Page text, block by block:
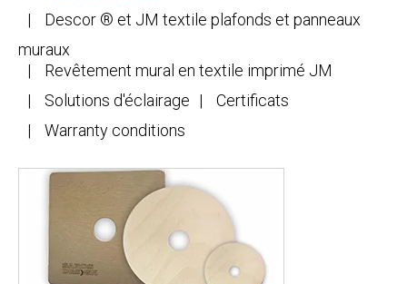
Descor ® et JM textile plafonds et panneaux
muraux
Revêtement mural en textile imprimé JM
Solutions d'éclairage
Certificats
Warranty conditions